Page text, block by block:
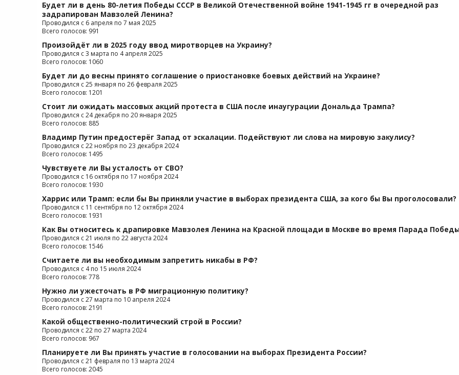
Будет ли в день 80-летия Победы СССР в Великой Отечественной войне 1941-1945 гг в очередной раз
задрапирован Мавзолей Ленина?
Проводился с 6 апреля по 7 мая 2025
Всего голосов: 991
Произойдёт ли в 2025 году ввод миротворцев на Украину?
Проводился с 3 марта по 4 апреля 2025
Всего голосов: 1060
Будет ли до весны принято соглашение о приостановке боевых действий на Украине?
Проводился с 25 января по 26 февраля 2025
Всего голосов: 1201
Стоит ли ожидать массовых акций протеста в США после инаугурации Дональда Трампа?
Проводился с 24 декабря по 20 января 2025
Всего голосов: 885
Владимр Путин предостерёг Запад от эскалации. Подействуют ли слова на мировую закулису?
Проводился с 22 ноября по 23 декабря 2024
Всего голосов: 1495
Чувствуете ли Вы усталость от СВО?
Проводился с 16 октября по 17 ноября 2024
Всего голосов: 1930
Харрис или Трамп: если бы Вы приняли участие в выборах президента США, за кого бы Вы проголосовали?
Проводился с 11 сентября по 12 октября 2024
Всего голосов: 1931
Как Вы относитесь к драпировке Мавзолея Ленина на Красной площади в Москве во время Парада
Проводился с 21 июля по 22 августа 2024
Всего голосов: 1546
Считаете ли вы необходимым запретить никабы в РФ?
Проводился с 4 по 15 июля 2024
Всего голосов: 778
Нужно ли ужесточать в РФ миграционную политику?
Проводился с 27 марта по 10 апреля 2024
Всего голосов: 2191
Какой общественно-политический строй в России?
Проводился с 22 по 27 марта 2024
Всего голосов: 967
Планируете ли Вы принять участие в голосовании на выборах Президента России?
Проводился с 21 февраля по 13 марта 2024
Всего голосов: 2045